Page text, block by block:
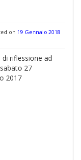
on 19 Gennaio 2018
di riflessione ad
27
2017